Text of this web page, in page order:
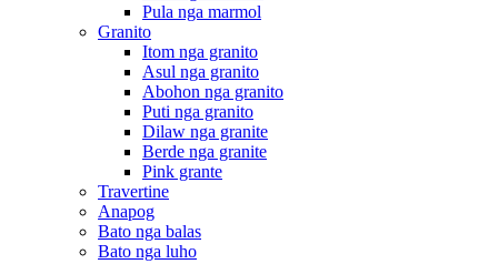
Pula nga marmol
Granito
Itom nga granito
Asul nga granito
Abohon nga granito
Puti nga granito
Dilaw nga granite
Berde nga granite
Pink grante
Travertine
Anapog
Bato nga balas
Bato nga luho